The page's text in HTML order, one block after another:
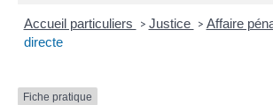
Accueil particuliers > Justice > Affaire
directe
Fiche pratique